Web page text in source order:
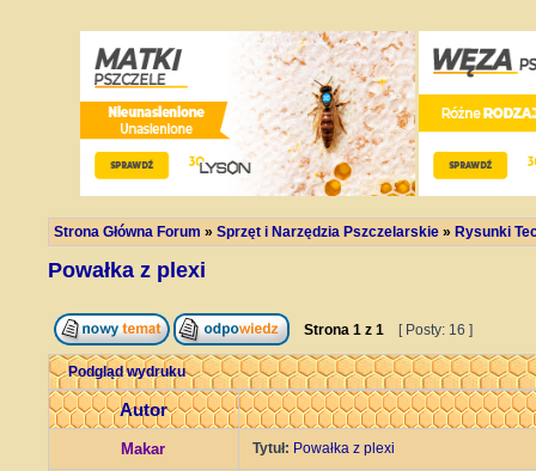
Strona Główna Forum » Sprzęt i Narzędzia Pszczelarskie » Rysunki
Powałka z plexi
Strona 1 z 1 [ Posty: 16 ]
Podgląd wydruku
Autor
Makar Tytuł: Powałka z plexi